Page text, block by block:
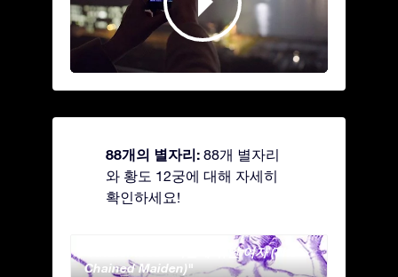
88개의 별자리: 88개 별자리
와 황도 12궁에 대해 자세히
확인하세요!
Andromeda - 사슬에 묶인 여자 (The
Chained Maiden)